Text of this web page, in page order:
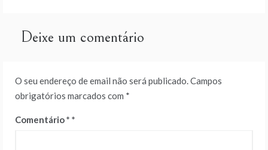
Deixe um comentário
O seu endereço de email não será publicado.Campos
obrigatórios marcados com *
Comentário*